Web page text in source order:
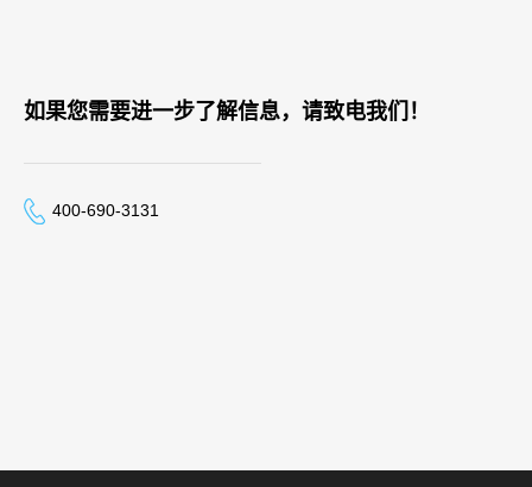
如果您需要进一步了解信息，请致电我们！
400-690-3131